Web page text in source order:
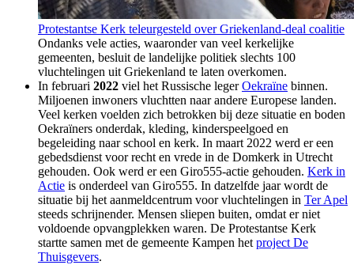
Protestantse Kerk teleurgesteld over Griekenland-deal coalitie
Ondanks vele acties, waaronder van veel kerkelijke
gemeenten, besluit de landelijke politiek slechts 100
vluchtelingen uit Griekenland te laten overkomen.
In februari 2022 viel het Russische leger Oekraïne binnen.
Miljoenen inwoners vluchtten naar andere Europese landen.
Veel kerken voelden zich betrokken bij deze situatie en boden
Oekraïners onderdak, kleding, kinderspeelgoed en
begeleiding naar school en kerk. In maart 2022 werd er een
gebedsdienst voor recht en vrede in de Domkerk in Utrecht
gehouden. Ook werd er een Giro555-actie gehouden. Kerk in
Actie is onderdeel van Giro555. In datzelfde jaar wordt de
situatie bij het aanmeldcentrum voor vluchtelingen in Ter Apel
steeds schrijnender. Mensen sliepen buiten, omdat er niet
voldoende opvangplekken waren. De Protestantse Kerk
startte samen met de gemeente Kampen het project De
Thuisgevers.